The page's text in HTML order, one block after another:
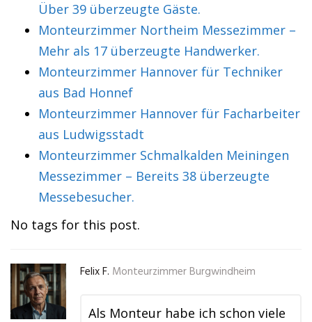
Über 39 überzeugte Gäste.
Monteurzimmer Northeim Messezimmer –
Mehr als 17 überzeugte Handwerker.
Monteurzimmer Hannover für Techniker
aus Bad Honnef
Monteurzimmer Hannover für Facharbeiter
aus Ludwigsstadt
Monteurzimmer Schmalkalden Meiningen
Messezimmer – Bereits 38 überzeugte
Messebesucher.
No tags for this post.
Felix F. Monteurzimmer Burgwindheim
Als Monteur habe ich schon viele